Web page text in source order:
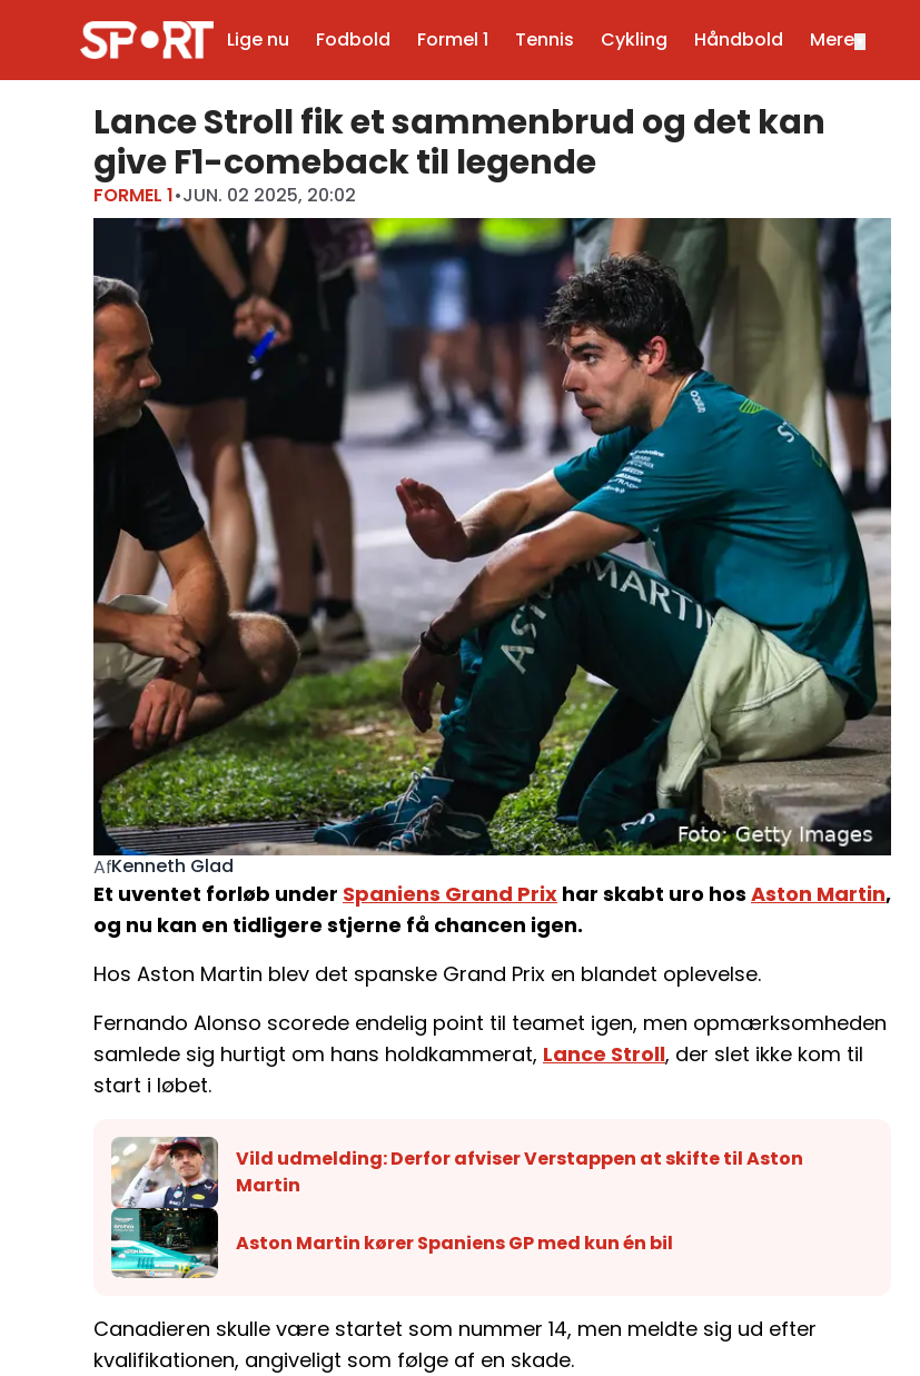
Lige nu Fodbold Formel 1 Tennis Cykling Håndbold Mere
Lance Stroll fik et sammenbrud og det kan
give F1-comeback til legende
FORMEL 1•JUN. 02 2025, 20:02
AfKenneth Glad
Et uventet forløb under Spaniens Grand Prix har skabt uro hos Aston Martin,
og nu kan en tidligere stjerne få chancen igen.
Hos Aston Martin blev det spanske Grand Prix en blandet oplevelse.
Fernando Alonso scorede endelig point til teamet igen, men opmærksomheden
samlede sig hurtigt om hans holdkammerat, Lance Stroll, der slet ikke kom til
start i løbet.
Vild udmelding: Derfor afviser Verstappen at skifte til Aston
Martin
Aston Martin kører Spaniens GP med kun én bil
Canadieren skulle være startet som nummer 14, men meldte sig ud efter
kvalifikationen, angiveligt som følge af en skade.